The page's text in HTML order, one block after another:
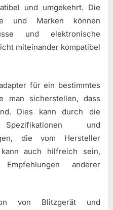
und umgekehrt. Die
und Marken können
und elektronische
miteinander kompatibel
für ein bestimmtes
man sicherstellen, dass
Dies kann durch die
und
die vom Hersteller
auch hilfreich sein,
anderer
von Blitzgerät und